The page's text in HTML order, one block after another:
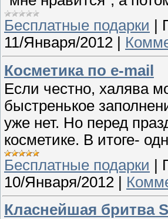
Бесплатные подарки
11/Января/2012
Косметика по e-mail
Если честно, халява
быстренькое
уже нет. Но перед
косметике. В итоге-
Бесплатные подарки |
10/Января/2012 |
Класнейшая бритва